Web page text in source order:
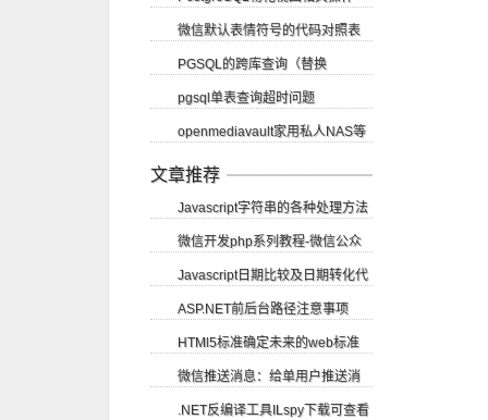
微信默认表情符号的代码对照表
PGSQL的跨库查询（替换
dblink）
pgsql单表查询超时问题
（vacuum）
openmediavault家用私人NAS等
应用部署教程
文章推荐
Javascript字符串的各种处理方法
微信开发php系列教程-微信公众
账号申请
Javascript日期比较及日期转化代
码
ASP.NET前后台路径注意事项
HTMl5标准确定未来的web标准
微信推送消息：给单用户推送消
息
.NET反编译工具ILspy下载可查看